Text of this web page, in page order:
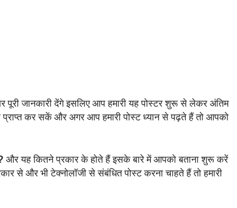
जानकारी देंगे इसलिए आप हमारी यह पोस्टर शुरू से लेकर अंतिम
कर सकें और अगर आप हमारी पोस्ट ध्यान से पढ़ते हैं तो आपको
और यह कितने प्रकार के होते हैं इसके बारे में आपको बताना शुरू करें
से और भी टेक्नोलॉजी से संबंधित पोस्ट करना चाहते हैं तो हमारी